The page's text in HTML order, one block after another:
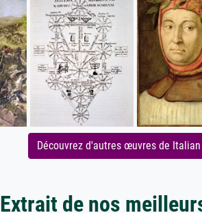
Découvrez d'autres œuvres de Italian
Extrait de nos